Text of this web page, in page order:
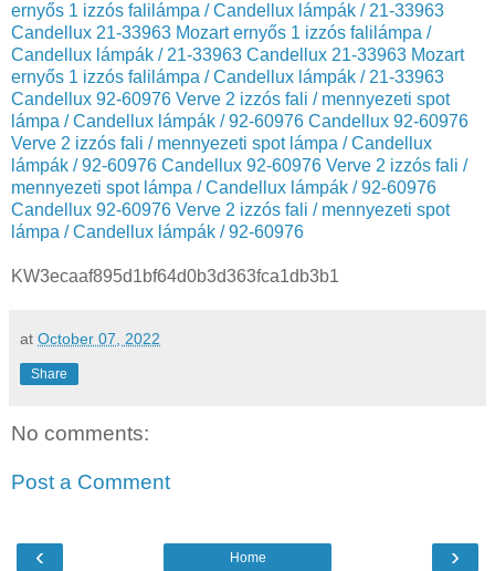
ernyős 1 izzós falilámpa / Candellux lámpák / 21-33963
Candellux 21-33963 Mozart ernyős 1 izzós falilámpa /
Candellux lámpák / 21-33963 Candellux 21-33963 Mozart
ernyős 1 izzós falilámpa / Candellux lámpák / 21-33963
Candellux 92-60976 Verve 2 izzós fali / mennyezeti spot
lámpa / Candellux lámpák / 92-60976 Candellux 92-60976
Verve 2 izzós fali / mennyezeti spot lámpa / Candellux
lámpák / 92-60976 Candellux 92-60976 Verve 2 izzós fali /
mennyezeti spot lámpa / Candellux lámpák / 92-60976
Candellux 92-60976 Verve 2 izzós fali / mennyezeti spot
lámpa / Candellux lámpák / 92-60976
KW3ecaaf895d1bf64d0b3d363fca1db3b1
at October 07, 2022
Share
No comments:
Post a Comment
‹ ›
Home